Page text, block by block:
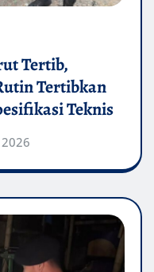
Tertib,
Tertibkan
Teknis